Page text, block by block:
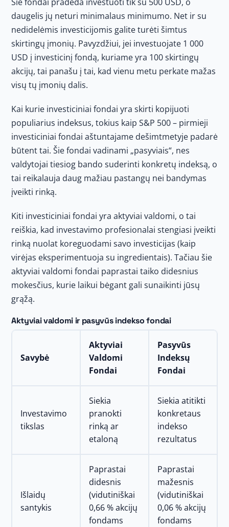
daugelis jų neturi minimalaus minimumo. Net ir su
nedidelėmis investicijomis galite turėti šimtus
skirtingų įmonių. Pavyzdžiui, jei investuojate 1 000
USD į investicinį fondą, kuriame yra 100 skirtingų
akcijų, tai panašu į tai, kad vienu metu perkate mažas
visų tų įmonių dalis.
Kai kurie investiciniai fondai yra skirti kopijuoti
populiarius indeksus, tokius kaip S&P 500 – pirmieji
investiciniai fondai aštuntajame dešimtmetyje padarė
būtent tai. Šie fondai vadinami „pasyviais“, nes
valdytojai tiesiog bando suderinti konkretų indeksą, o
tai reikalauja daug mažiau pastangų nei bandymas
įveikti rinką.
Kiti investiciniai fondai yra aktyviai valdomi, o tai
reiškia, kad investavimo profesionalai stengiasi įveikti
rinką nuolat koreguodami savo investicijas (kaip
virėjas eksperimentuoja su ingredientais). Tačiau šie
aktyviai valdomi fondai paprastai taiko didesnius
mokesčius, kurie laikui bėgant gali sunaikinti jūsų
grąžą.
Aktyviai valdomi ir pasyvūs indekso fondai
Savybė
Aktyviai
Valdomi
Fondai
Pasyvūs
Indeksų
Fondai
Investavimo
tikslas
Siekia
pranokti
rinką ar
etaloną
Siekia atitikti
konkretaus
indekso
rezultatus
Išlaidų
santykis
Paprastai
didesnis
(vidutiniškai
0,66 % akcijų
fondams
Paprastai
mažesnis
(vidutiniškai
0,06 % akcijų
fondams